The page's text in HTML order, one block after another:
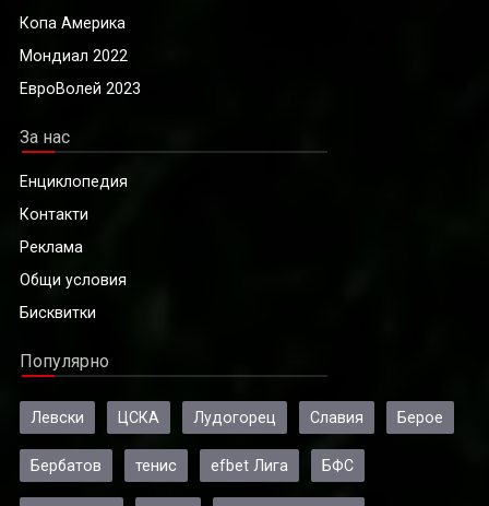
Копа Америка
Мондиал 2022
ЕвроВолей 2023
За нас
Енциклопедия
Контакти
Реклама
Общи условия
Бисквитки
Популярно
Левски ЦСКА Лудогорец Славия Берое
Бербатов тенис efbet Лига БФС